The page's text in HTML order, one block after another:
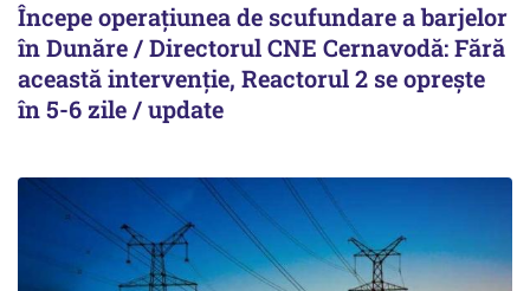
Începe operațiunea de scufundare a barjelor
în Dunăre / Directorul CNE Cernavodă: Fără
această intervenție, Reactorul 2 se oprește
în 5-6 zile / update